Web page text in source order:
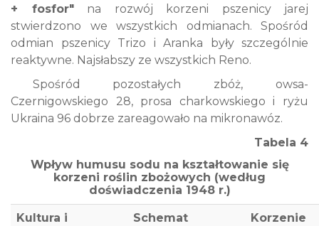
+ fosfor"na rozwój korzeni pszenicy jarej
stwierdzono we wszystkich odmianach. Spośród
odmian pszenicy Trizo i Aranka były szczególnie
reaktywne. Najsłabszy ze wszystkich Reno.
Spośród pozostałych zbóż, owsa-
Czernigowskiego 28, prosa charkowskiego i ryżu
Ukraina 96 dobrze zareagowało na mikronawóz.
Tabela 4
Wpływ humusu sodu na kształtowanie się
korzeni roślin zbożowych (według
doświadczenia 1948 r.)
Kultura i
Schemat
Korzenie